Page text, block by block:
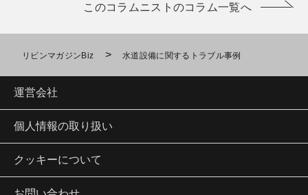
このコラムニストのコラム一覧へ
リビンマガジンBiz > 水道設備に関するトラブル事例
運営会社
個人情報の取り扱い
クッキーについて